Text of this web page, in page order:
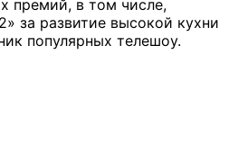
премий, в том числе,
за развитие высокой кухни
популярных телешоу.